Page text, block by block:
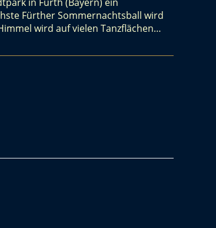
Fürther Sommernachtsball wird
wird auf vielen Tanzflächen…